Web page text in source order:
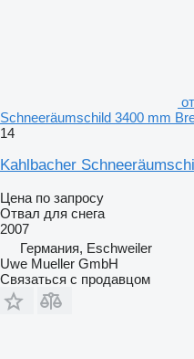
Schneeräumschild 3400 mm
14
Kahlbacher
Цена по запросу
Отвал для снега
2007
Германия, Eschweiler
Uwe Mueller GmbH
Связаться с продавцом